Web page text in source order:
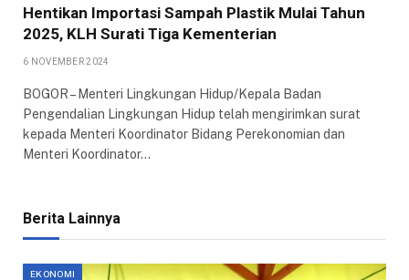
Hentikan Importasi Sampah Plastik Mulai Tahun
2025, KLH Surati Tiga Kementerian
6 NOVEMBER 2024
BOGOR – Menteri Lingkungan Hidup/Kepala Badan
Pengendalian Lingkungan Hidup telah mengirimkan surat
kepada Menteri Koordinator Bidang Perekonomian dan
Menteri Koordinator…
Berita Lainnya
EKONOMI